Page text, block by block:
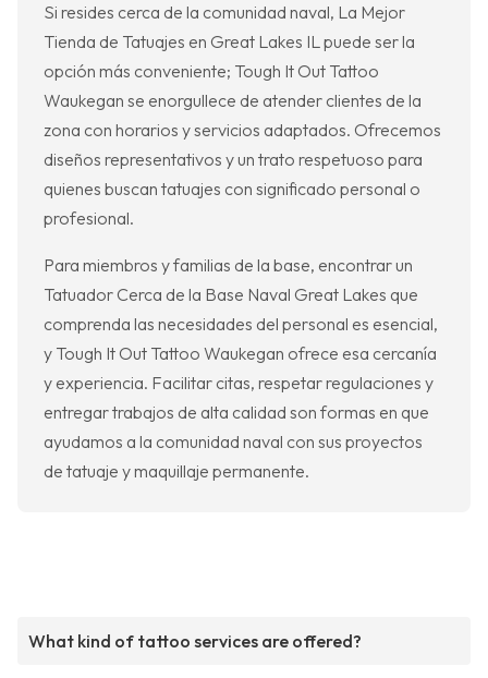
Si resides cerca de la comunidad naval, La Mejor
Tienda de Tatuajes en Great Lakes IL puede ser la
opción más conveniente; Tough It Out Tattoo
Waukegan se enorgullece de atender clientes de la
zona con horarios y servicios adaptados. Ofrecemos
diseños representativos y un trato respetuoso para
quienes buscan tatuajes con significado personal o
profesional.
Para miembros y familias de la base, encontrar un
Tatuador Cerca de la Base Naval Great Lakes que
comprenda las necesidades del personal es esencial,
y Tough It Out Tattoo Waukegan ofrece esa cercanía
y experiencia. Facilitar citas, respetar regulaciones y
entregar trabajos de alta calidad son formas en que
ayudamos a la comunidad naval con sus proyectos
de tatuaje y maquillaje permanente.
What kind of tattoo services are offered?